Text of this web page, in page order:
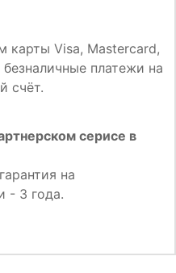
карты Visa, Mastercard,
платежи на
счёт.
серисе в
на
- 3 года.